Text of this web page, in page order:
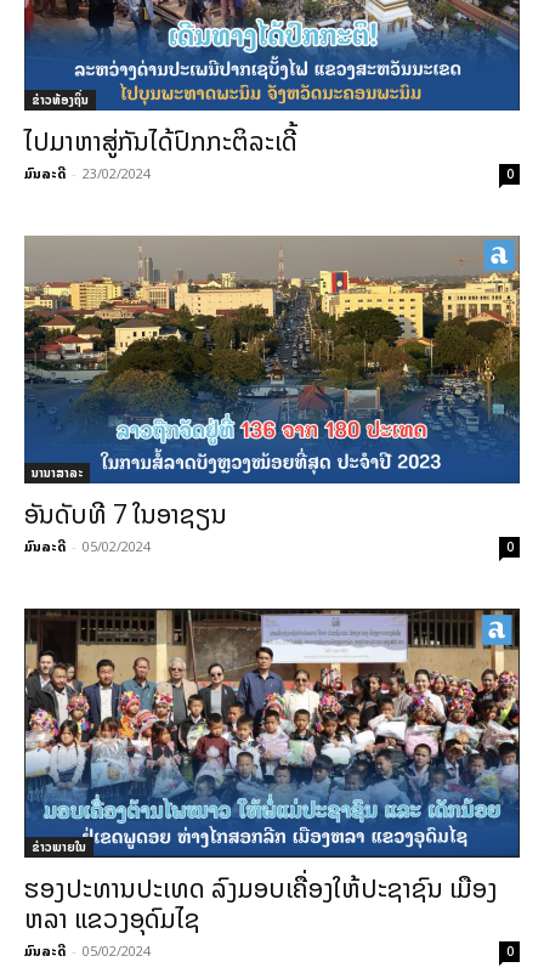
ຂ່າວທ້ອງຖິ່ນ
ໄປມາຫາສູ່ກັນໄດ້ປົກກະຕິລະເດີ້
ມົນລະດີ - 23/02/2024 0
ນານາສາລະ
ອັນດັບທີ 7 ໃນອາຊຽນ
ມົນລະດີ - 05/02/2024 0
ຂ່າວພາຍ​ໃນ
ຮອງປະທານປະເທດ ລົງມອບເຄື່ອງໃຫ້ປະຊາຊົນ ເມືອງ
ຫລາ ແຂວງອຸດົມໄຊ
ມົນລະດີ - 05/02/2024 0